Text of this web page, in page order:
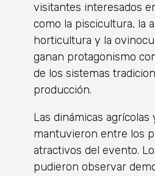
visitantes interesados
como la piscicultura, la
horticultura y la
ganan protagonismo
de los sistemas
producción.
Las dinámicas agrícolas
mantuvieron entre los
atractivos del evento.
pudieron observar